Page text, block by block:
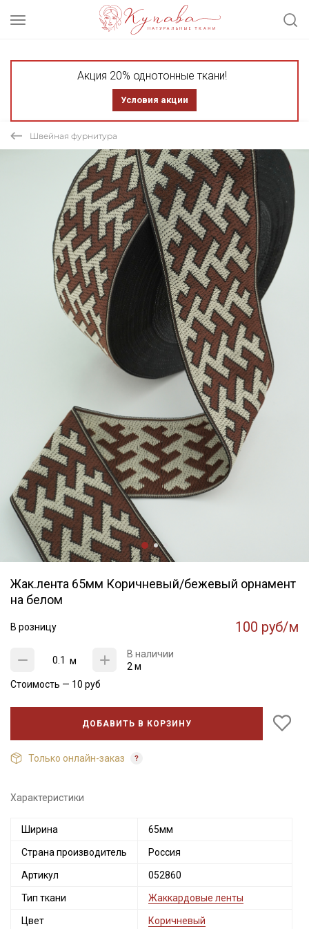
Акция 20% однотонные ткани!
Условия акции
Швейная фурнитура
Жак.лента 65мм Коричневый/бежевый орнамент
на белом
В розницу 100 руб/м
м
В наличии
2 м
Стоимость — 10 руб
ДОБАВИТЬ В КОРЗИНУ
Только онлайн-заказ
Характеристики
Ширина 65мм
Страна производитель Россия
Артикул 052860
Тип ткани Жаккардовые ленты
Цвет Коричневый
промокоды и скидки до 30% на узкие
категории тканей
Электронная почта